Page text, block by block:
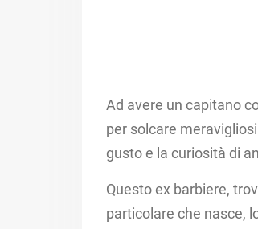
Ad avere un capitano
per solcare
gusto e la curiosità di
Questo ex barbiere,
particolare che nasce,